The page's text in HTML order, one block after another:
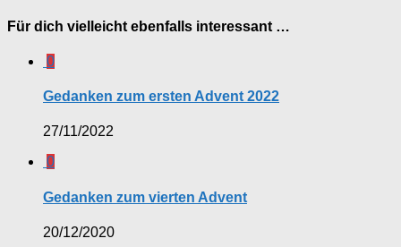
Für dich vielleicht ebenfalls interessant …
0
Gedanken zum ersten Advent 2022
27/11/2022
0
Gedanken zum vierten Advent
20/12/2020